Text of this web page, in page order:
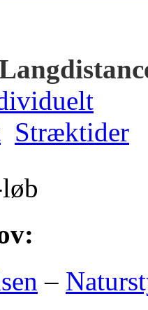
Stræktider
–